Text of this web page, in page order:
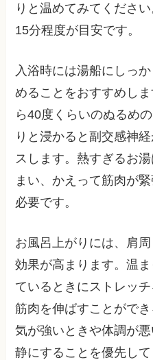
りと温めてみてくださ
15分程度が目安です。
入浴時には湯船にしっ
めることをおすすめし
ら40度くらいのぬるめ
りと浸かると副交感神
スします。熱すぎるお
まい、かえって筋肉が
必要です。
お風呂上がりには、肩
効果が高まります。温
ているときにストレッ
筋肉を伸ばすことがで
気が強いときや体調が
静にすることを優先して